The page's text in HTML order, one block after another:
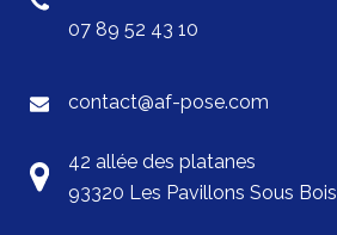
07 89 52 43 10
contact@af-pose.com
42 allée des platanes
93320 Les Pavillons Sous Bois